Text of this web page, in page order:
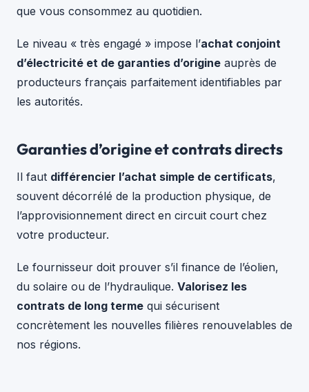
que vous consommez au quotidien.
Le niveau « très engagé » impose l’achat conjoint
d’électricité et de garanties d’origine auprès de
producteurs français parfaitement identifiables par
les autorités.
Garanties d’origine et contrats directs
Il faut différencier l’achat simple de certificats,
souvent décorrélé de la production physique, de
l’approvisionnement direct en circuit court chez
votre producteur.
Le fournisseur doit prouver s’il finance de l’éolien,
du solaire ou de l’hydraulique. Valorisez les
contrats de long terme qui sécurisent
concrètement les nouvelles filières renouvelables de
nos régions.